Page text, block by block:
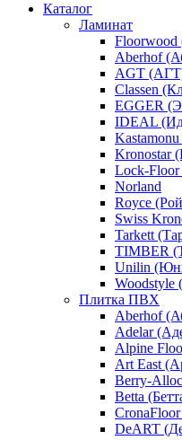
Каталог
Ламинат
Floorwood
Aberhof
AGT
Classen
EGGER
IDEAL
Kronostar
Lock-
Norland
Royce
Swiss
Tarkett
TIMBER
Unilin
Woodstyle
Плитка ПВХ
Aberhof
Adelar
Alpine
Art East
Berry-
Betta
DeART